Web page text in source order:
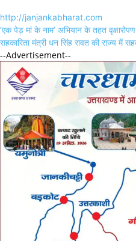
http://janjankabharat.com
Post
navigation
‘एक पेड़ मां के नाम’ अभियान के तहत
सहकारिता मंत्री धन सिंह रावत की राज्य में
--Advertisement--